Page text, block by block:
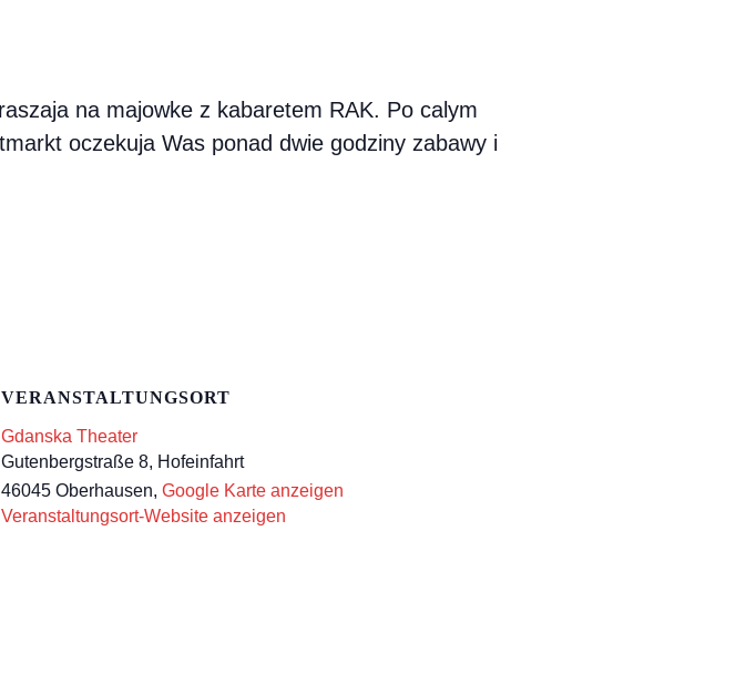
na majowke z kabaretem RAK. Po calym
oczekuja Was ponad dwie godziny zabawy i
VERANSTALTUNGSORT
Gdanska Theater
Gutenbergstraße 8, Hofeinfahrt
46045 Oberhausen, Google Karte anzeigen
Veranstaltungsort-Website anzeigen